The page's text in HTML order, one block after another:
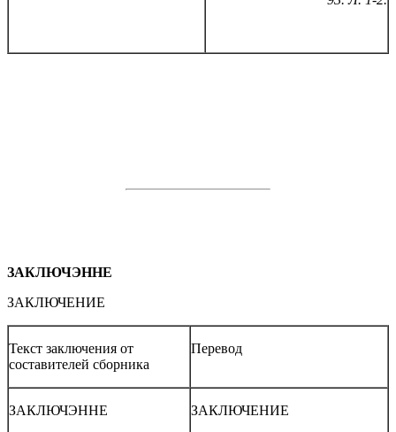
ЗАКЛЮЧЭННЕ
ЗАКЛЮЧЕНИЕ
Текст заключения от
составителей сборника
Перевод
ЗАКЛЮЧЭННЕ
ЗАКЛЮЧЕНИЕ